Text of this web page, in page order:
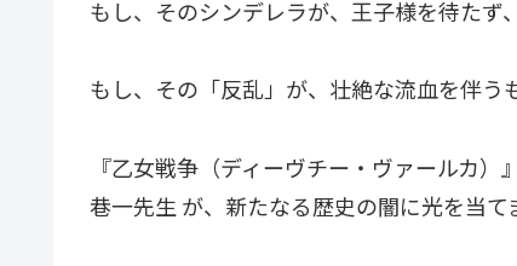
もし、そのシンデレラが、王子様を待たず
もし、その「反乱」が、壮絶な流血を伴う
『乙女戦争（ディーヴチー・ヴァールカ
巷一先生 が、新たなる歴史の闇に光を当て